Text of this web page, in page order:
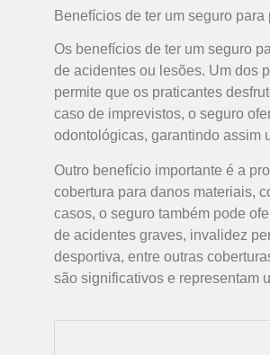
Benefícios de ter um seguro
Os benefícios de ter um seguro
de acidentes ou lesões. Um dos
permite que os praticantes
caso de imprevistos, o seguro
odontológicas, garantindo assim
Outro benefício importante é a
cobertura para danos materiais,
casos, o seguro também pode
de acidentes graves, invalidez
desportiva, entre outras
são significativos e representam